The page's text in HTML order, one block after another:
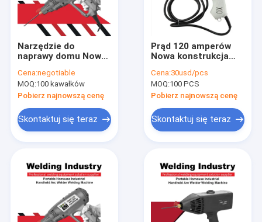
Narzędzie do
naprawy domu Nowy
Arc160 DC Inverter
IGBT Przenośne
spawarki
inwertorowe
Cena:negotiable
MOQ:100 kawałków
Pobierz najnowszą cenę
Skontaktuj się teraz
Prąd 120 amperów
Nowa konstrukcja
falownika Igbt
Ręczna spawarka
Mini160 Średnica
elektrody
spawalniczej
Φ2.5mm
Cena:30usd/pcs
MOQ:100 PCS
Pobierz najnowszą cenę
Skontaktuj się teraz